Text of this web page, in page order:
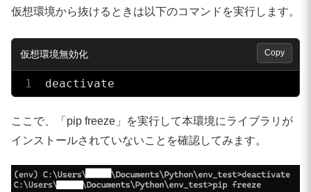
仮想環境から抜けるときは以下のコマンドを実行します。
deactivate
Copy
ここで、「pip freeze」を実行して本環境にライブラリが
インストールされていないことを確認してみます。